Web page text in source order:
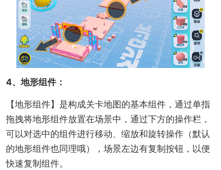
4、地形组件：
【地形组件】是构成关卡地图的基本组件，通过单指
拖拽将地形组件放置在场景中，通过下方的操作栏，
可以对选中的组件进行移动、缩放和旋转操作（默认
的地形组件也同理哦），场景左边有复制按钮，以便
快速复制组件。